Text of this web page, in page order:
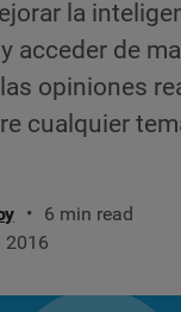
la
acceder de
opiniones
cualquier
6 min read
2016